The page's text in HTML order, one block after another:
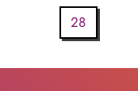
28